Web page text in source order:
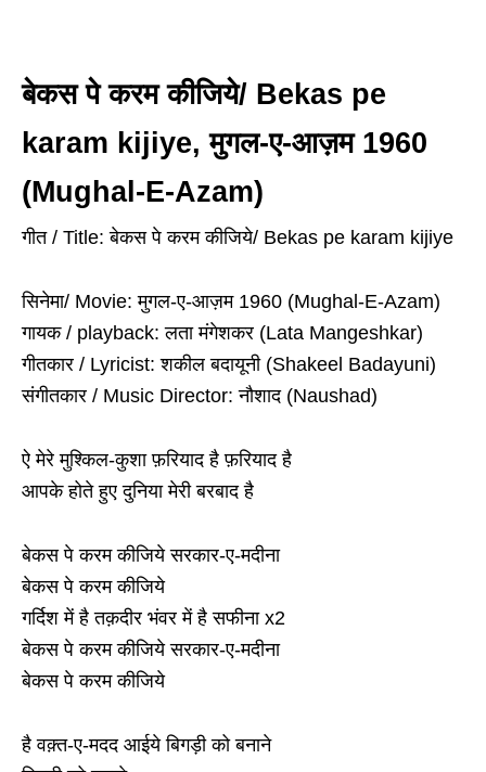
बेकस पे करम कीजिये/ Bekas pe
karam kijiye, मुगल-ए-आज़म 1960
(Mughal-E-Azam)
गीत / Title: बेकस पे करम कीजिये/ Bekas pe karam kijiye
सिनेमा/ Movie: मुगल-ए-आज़म 1960 (Mughal-E-Azam)
गायक / playback: लता मंगेशकर (Lata Mangeshkar)
गीतकार / Lyricist: शकील बदायूनी (Shakeel Badayuni)
संगीतकार / Music Director: नौशाद (Naushad)
ऐ मेरे मुश्किल-कुशा फ़रियाद है फ़रियाद है
आपके होते हुए दुनिया मेरी बरबाद है
बेकस पे करम कीजिये सरकार-ए-मदीना
बेकस पे करम कीजिये
गर्दिश में है तक़दीर भंवर में है सफीना x2
बेकस पे करम कीजिये सरकार-ए-मदीना
बेकस पे करम कीजिये
है वक़्त-ए-मदद आईये बिगड़ी को बनाने